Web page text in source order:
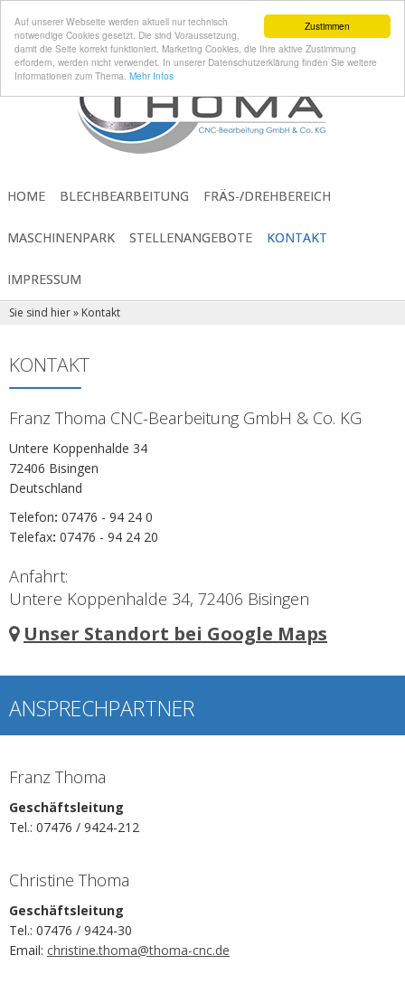
Zustimmen
Auf unserer Webseite werden aktuell nur technisch
notwendige Cookies gesetzt. Die sind Voraussetzung,
damit die Seite korrekt funktioniert. Marketing Cookies, die Ihre aktive Zustimmung
erfordern, werden nicht verwendet. In unserer Datenschutzerklärung finden Sie weitere
Informationen zum Thema. Mehr Infos
HOME BLECHBEARBEITUNG FRÄS-/DREHBEREICH
MASCHINENPARK STELLENANGEBOTE KONTAKT
IMPRESSUM
Sie sind hier » Kontakt
KONTAKT
Franz Thoma CNC-Bearbeitung GmbH & Co. KG
Untere Koppenhalde 34
72406 Bisingen
Deutschland
Telefon: 07476 - 94 24 0
Telefax: 07476 - 94 24 20
Anfahrt:
Untere Koppenhalde 34, 72406 Bisingen
Unser Standort bei Google Maps
ANSPRECHPARTNER
Franz Thoma
Geschäftsleitung
Tel.: 07476 / 9424-212
Christine Thoma
Geschäftsleitung
Tel.: 07476 / 9424-30
Email: christine.thoma@thoma-cnc.de